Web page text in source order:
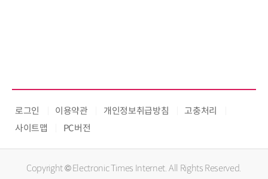
로그인 이용약관 개인정보취급방침
고충처리
사이트맵
PC버전
Copyright © Electronic Times Internet. All Rights Reserved.